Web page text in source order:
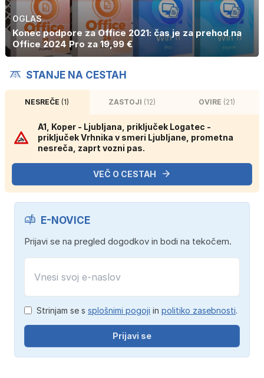
OGLAS
Konec podpore za Office 2021: čas je za prehod na
Office 2024 Pro za 19,99 €
STANJE NA CESTAH
NESREČE(1) ZASTOJI (12) OVIRE (21)
A1, Koper - Ljubljana, priključek Logatec -
priključek Vrhnika v smeri Ljubljane, prometna
nesreča, zaprt vozni pas.
VEČ O CESTAH
E-NOVICE
Prijavi se na pregled dogodkov in bodi na tekočem.
Strinjam se s splošnimi pogoji in politiko zasebnosti.
Prijavi se